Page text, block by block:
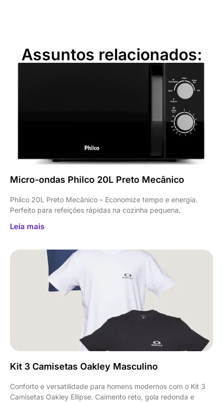
Assuntos relacionados:
Micro-ondas Philco 20L Preto Mecânico
Philco 20L Preto Mecânico – Economize tempo e energia.
Perfeito para refeições rápidas na cozinha pequena.
Leia mais
Kit 3 Camisetas Oakley Masculino
Conforto e versatilidade para homens modernos com o Kit 3
Camisetas Oakley Ellipse. Caimento reto, gola redonda e